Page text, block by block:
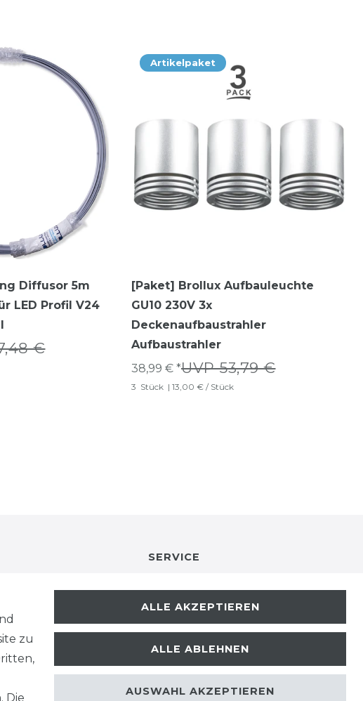
Diffusor 5m
LED Profil V24
€
Artikelpaket
[Paket] Brollux Aufbauleuchte
GU10 230V 3x
Deckenaufbaustrahler
Aufbaustrahler
UVP 53,79 €
38,99 € *
3 Stück | 13,00 € / Stück
SERVICE
RETOURENINFO
KONTAKT
ZAHLUNGSARTEN
zu
Die
ALLE AKZEPTIEREN
ALLE ABLEHNEN
AUSWAHL AKZEPTIEREN